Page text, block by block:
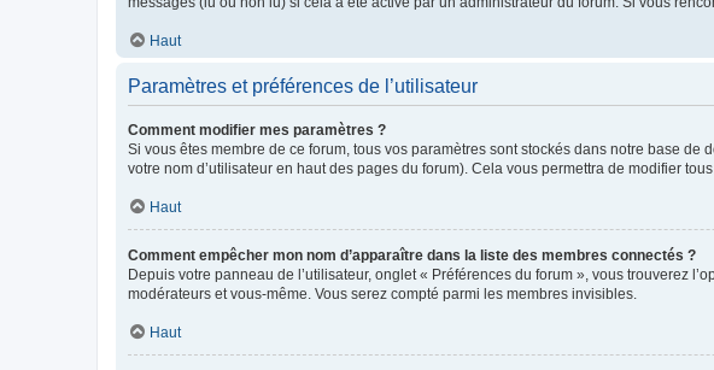
Haut
Paramètres et préférences de l’utilisateur
Comment modifier mes paramètres ?
Si vous êtes membre de ce forum, tous vos paramètres sont stockés dans notre base de
votre nom d’utilisateur en haut des pages du forum). Cela vous permettra de modifier
Haut
Comment empêcher mon nom d’apparaître dans la liste des membres connectés ?
Depuis votre panneau de l’utilisateur, onglet « Préférences du forum », vous trouverez
modérateurs et vous-même. Vous serez compté parmi les membres invisibles.
Haut